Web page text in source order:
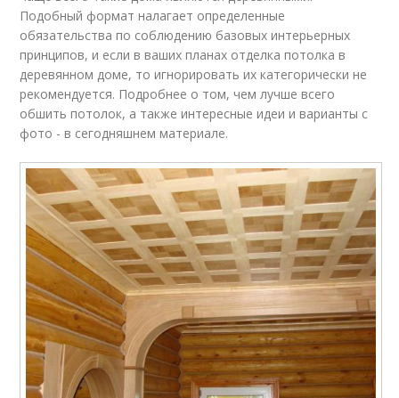
Подобный формат налагает определенные
обязательства по соблюдению базовых интерьерных
принципов, и если в ваших планах отделка потолка в
деревянном доме, то игнорировать их категорически не
рекомендуется. Подробнее о том, чем лучше всего
обшить потолок, а также интересные идеи и варианты с
фото - в сегодняшнем материале.